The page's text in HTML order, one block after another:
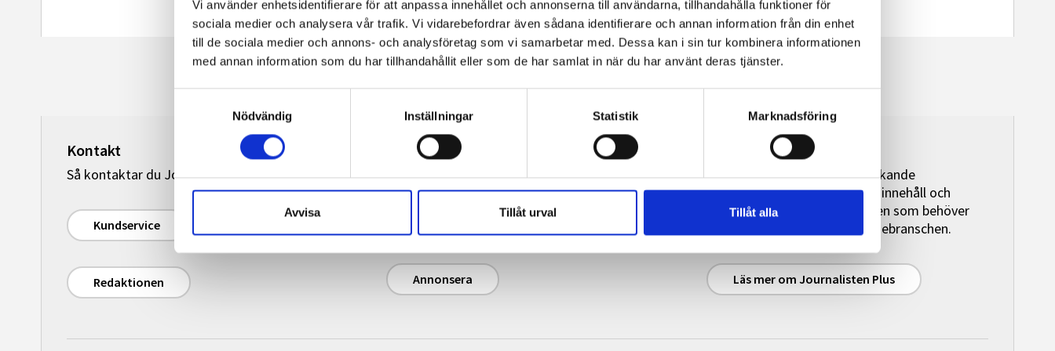
Vi använder enhetsidentifierare för att anpassa innehållet och annonserna till användarna, tillhandahålla funktioner för
sociala medier och analysera vår trafik. Vi vidarebefordrar även sådana identifierare och annan information från din enhet
till de sociala medier och annons- och analysföretag som vi samarbetar med. Dessa kan i sin tur kombinera informationen
med annan information som du har tillhandahållit eller som de har samlat in när du har använt deras tjänster.
Nödvändig
Inställningar Statistik Marknadsföring
Avvisa Tillåt urval Tillåt alla
Kontakt
Så kontaktar du Journalisten:
Kundservice
Redaktionen
Annonsera
Journalisten.se har 240 000 unika sidvisningar
och 120 000 unika besökare per månad (i
genomsnitt). Magasinet Journalisten har en
upplaga på cirka 13 500 ex (2025).
Annonsera
Journalisten Plus
Journalisten Plus är en heltäckande
premiumtjänst med exklusivt innehåll och
granskande journalistik för den som behöver
initierad bevakningen av mediebranschen.
Läs mer om Journalisten Plus